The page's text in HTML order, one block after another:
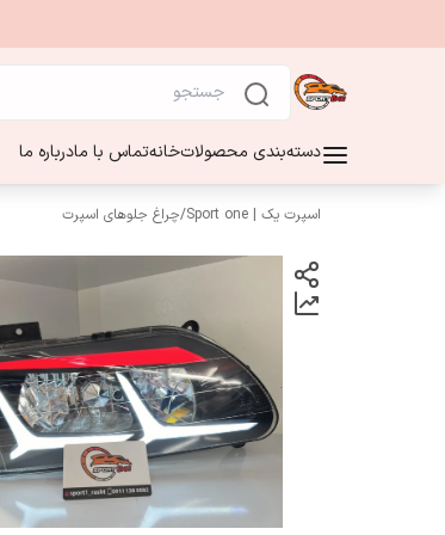
دسته‌بندی محصولاتخانهتماس با مادرباره ما
اسپرت یک | Sport one /چراغ جلوهای اسپرت